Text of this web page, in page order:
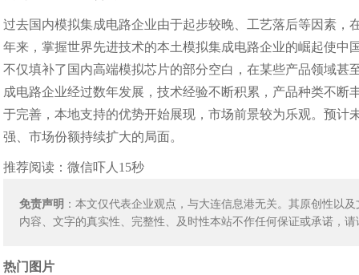
过去国内模拟集成电路企业由于起步较晚、工艺落后等因素
年来，掌握世界先进技术的本土模拟集成电路企业的崛起使
不仅填补了国内高端模拟芯片的部分空白，在某些产品领域
成电路企业经过数年发展，技术经验不断积累，产品种类不
于完善，本地支持的优势开始展现，市场前景较为乐观。预
强、市场份额持续扩大的局面。
推荐阅读：微信吓人15秒
免责声明 ：本文仅代表企业观点，与大连信息港无关。其原创性以
内容、文字的真实性、完整性、及时性本站不作任何保证或承诺，
热门图片